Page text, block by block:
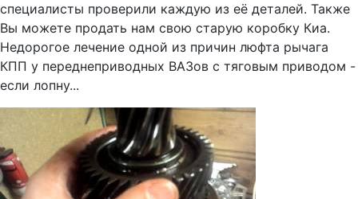
специалисты проверили каждую из её деталей. Также
Вы можете продать нам свою старую коробку Киа.
Недорогое лечение одной из причин люфта рычага
КПП у переднеприводных ВАЗов с тяговым приводом -
если лопну...